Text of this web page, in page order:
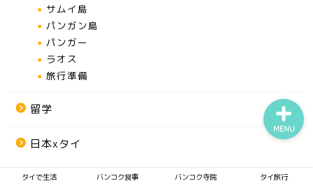
サムイ島
パンガン島
パンガー
ラオス
旅行準備
留学
日本xタイ
タイで生活 バンコク食事 バンコク寺院 タイ旅行
MENU